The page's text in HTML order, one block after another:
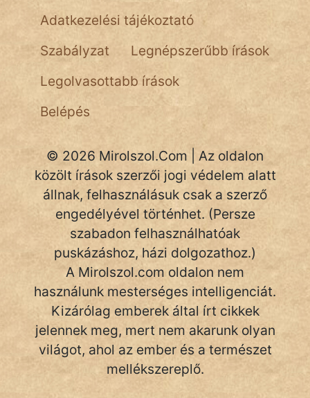
Adatkezelési tájékoztató
Szabályzat
Legnépszerűbb írások
Legolvasottabb írások
Belépés
© 2026 Mirolszol.Com | Az oldalon
közölt írások szerzői jogi védelem alatt
állnak, felhasználásuk csak a szerző
engedélyével történhet. (Persze
szabadon felhasználhatóak
puskázáshoz, házi dolgozathoz.)
A Mirolszol.com oldalon nem
használunk mesterséges intelligenciát.
Kizárólag emberek által írt cikkek
jelennek meg, mert nem akarunk olyan
világot, ahol az ember és a természet
mellékszereplő.